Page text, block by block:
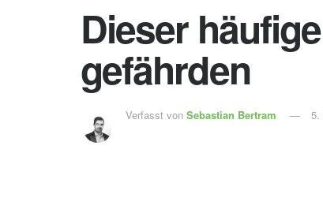
Dieser
gefährden
Verfasst von Sebastian Bertram 5.